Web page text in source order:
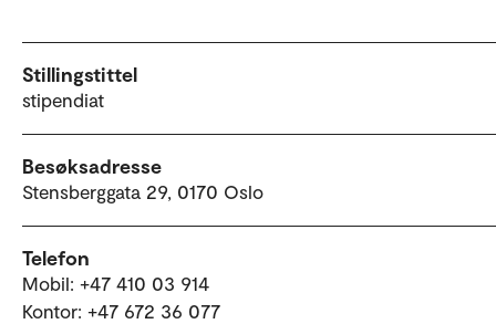
Stillingstittel
stipendiat
Besøksadresse
Stensberggata 29, 0170 Oslo
Telefon
Mobil: +47 410 03 914
Kontor: +47 672 36 077